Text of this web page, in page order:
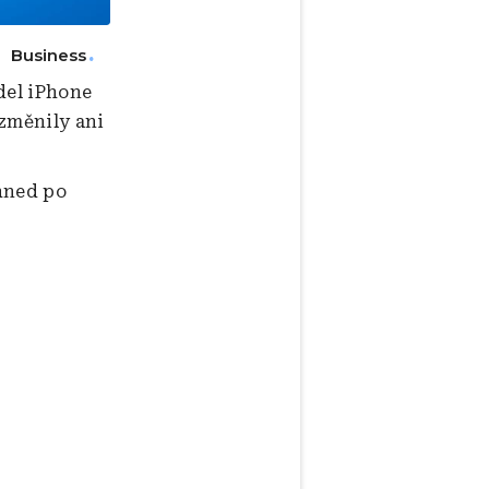
Business
iPhone
ani
po